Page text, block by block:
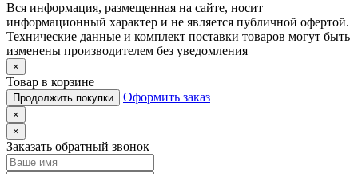
Вся информация, размещенная на сайте, носит
информационный характер и не является публичной офертой.
Технические данные и комплект поставки товаров могут быть
изменены производителем без уведомления
×
Товар в корзине
Продолжить покупки Оформить заказ
×
×
Заказать обратный звонок